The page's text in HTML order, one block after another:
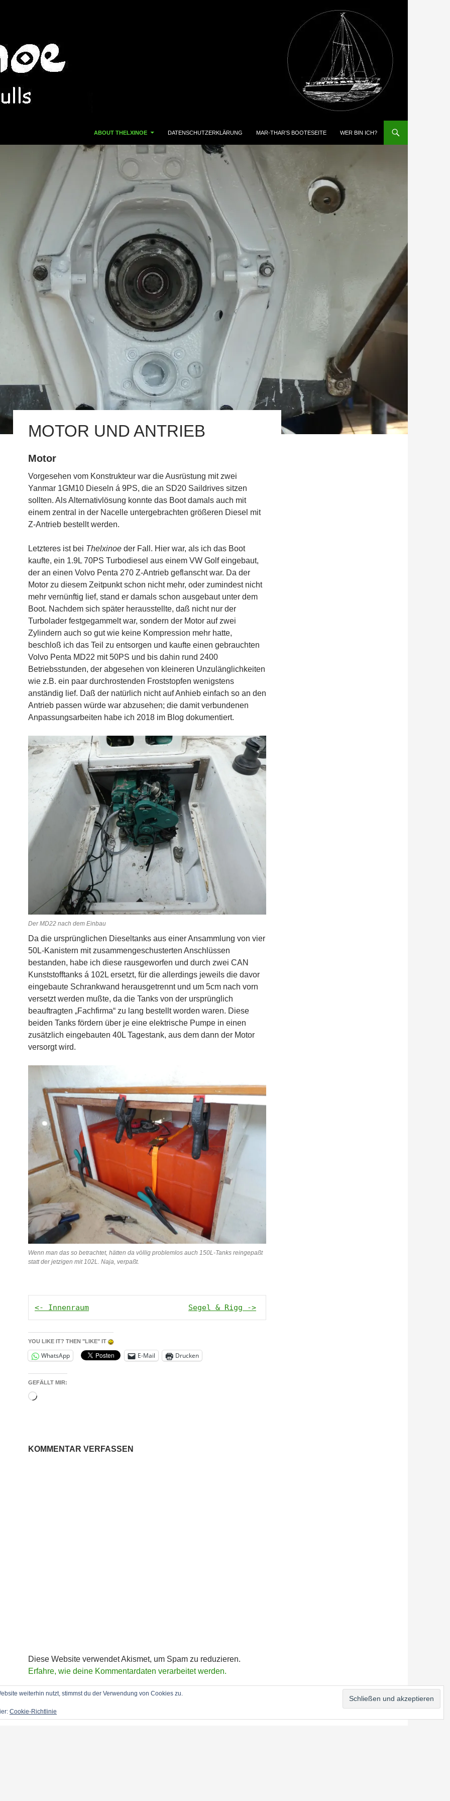
ABOUT THELXINOE
DATENSCHUTZERKLÄRUNG MAR-THAR’S BOOTESEITE WER BIN ICH?
MOTOR UND ANTRIEB
Motor
Vorgesehen vom Konstrukteur war die Ausrüstung mit zwei
Yanmar 1GM10 Dieseln á 9PS, die an SD20 Saildrives sitzen
sollten. Als Alternativlösung konnte das Boot damals auch mit
einem zentral in der Nacelle untergebrachten größeren Diesel mit
Z-Antrieb bestellt werden.
Letzteres ist bei Thelxinoe der Fall. Hier war, als ich das Boot
kaufte, ein 1.9L 70PS Turbodiesel aus einem VW Golf eingebaut,
der an einen Volvo Penta 270 Z-Antrieb geflanscht war. Da der
Motor zu diesem Zeitpunkt schon nicht mehr, oder zumindest nicht
mehr vernünftig lief, stand er damals schon ausgebaut unter dem
Boot. Nachdem sich später herausstellte, daß nicht nur der
Turbolader festgegammelt war, sondern der Motor auf zwei
Zylindern auch so gut wie keine Kompression mehr hatte,
beschloß ich das Teil zu entsorgen und kaufte einen gebrauchten
Volvo Penta MD22 mit 50PS und bis dahin rund 2400
Betriebsstunden, der abgesehen von kleineren Unzulänglichkeiten
wie z.B. ein paar durchrostenden Froststopfen wenigstens
anständig lief. Daß der natürlich nicht auf Anhieb einfach so an den
Antrieb passen würde war abzusehen; die damit verbundenen
Anpassungsarbeiten habe ich 2018 im Blog dokumentiert.
Der MD22 nach dem Einbau
Da die ursprünglichen Dieseltanks aus einer Ansammlung von vier
50L-Kanistern mit zusammengeschusterten Anschlüssen
bestanden, habe ich diese rausgeworfen und durch zwei CAN
Kunststofftanks á 102L ersetzt, für die allerdings jeweils die davor
eingebaute Schrankwand herausgetrennt und um 5cm nach vorn
versetzt werden mußte, da die Tanks von der ursprünglich
beauftragten „Fachfirma“ zu lang bestellt worden waren. Diese
beiden Tanks fördern über je eine elektrische Pumpe in einen
zusätzlich eingebauten 40L Tagestank, aus dem dann der Motor
versorgt wird.
Wenn man das so betrachtet, hätten da völlig problemlos auch 150L-Tanks reingepaßt
statt der jetzigen mit 102L. Naja, verpaßt.
<- Innenraum Segel & Rigg ->
YOU LIKE IT? THEN "LIKE" IT
WhatsApp E-Mail Drucken
GEFÄLLT MIR:
Wird
KOMMENTAR VERFASSEN
Diese Website verwendet Akismet, um Spam zu reduzieren.
Erfahre, wie deine Kommentardaten verarbeitet werden.
weiterhin nutzt, stimmst du der Verwendung von Cookies zu.
Cookie-Richtlinie